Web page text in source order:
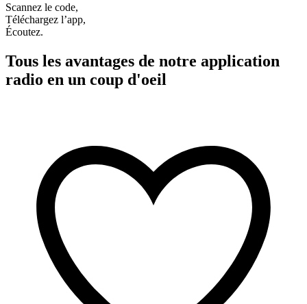
Scannez le code,
Téléchargez l’app,
Écoutez.
Tous les avantages de notre application
radio en un coup d'oeil